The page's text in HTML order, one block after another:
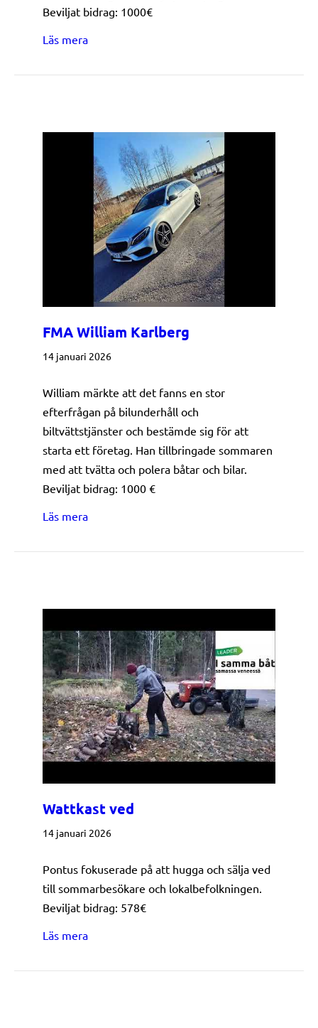
Beviljat bidrag: 1000€
Läs meraabout Urakointi Urkki
FMA William Karlberg
14 januari 2026
William märkte att det fanns en stor
efterfrågan på bilunderhåll och
biltvättstjänster och bestämde sig för att
starta ett företag. Han tillbringade sommaren
med att tvätta och polera båtar och bilar.
Beviljat bidrag: 1000 €
Läs meraabout FMA William Karlberg
Wattkast ved
14 januari 2026
Pontus fokuserade på att hugga och sälja ved
till sommarbesökare och lokalbefolkningen.
Beviljat bidrag: 578€
Läs meraabout Wattkast ved